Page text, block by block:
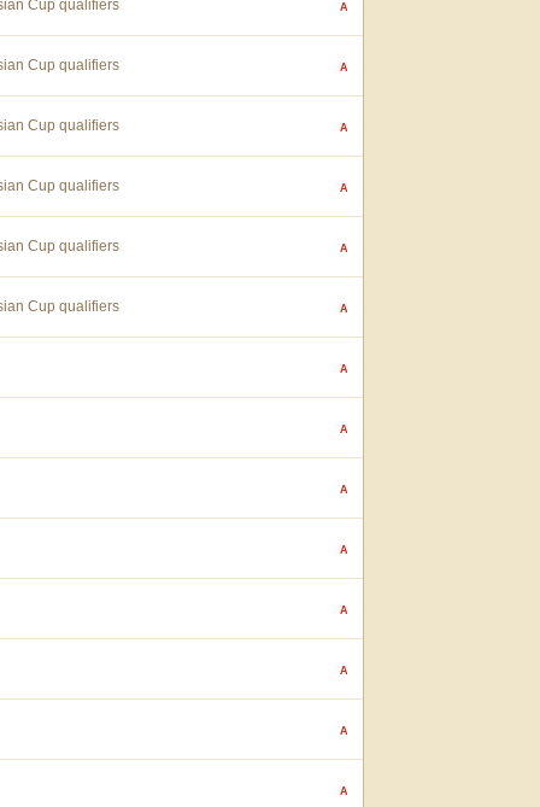
Cup qualifiers A
Cup qualifiers A
Cup qualifiers A
Cup qualifiers A
Cup qualifiers A
Cup qualifiers A
A
A
A
A
A
A
A
A